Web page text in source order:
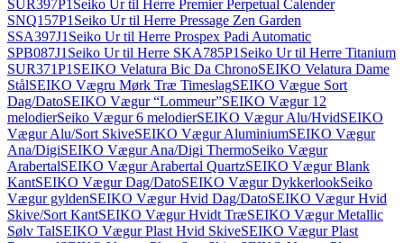
SUR397P1 Seiko Ur til Herre Premier Perpetual Calender
SNQ157P1 Seiko Ur til Herre Pressage Zen Garden
SSA397J1 Seiko Ur til Herre Prospex Padi Automatic
SPB087J1 Seiko Ur til Herre SKA785P1 Seiko Ur til Herre Titanium
SUR371P1 SEIKO Velatura Bic Da ChronoSEIKO Velatura Dame
StålSEIKO Vægru Mørk Træ TimeslagSEIKO Vægue Sort
Dag/DatoSEIKO Vægur “Lommeur”SEIKO Vægur 12
melodierSeiko Vægur 6 melodierSEIKO Vægur Alu/HvidSEIKO
Vægur Alu/Sort SkiveSEIKO Vægur AluminiumSEIKO Vægur
Ana/DigiSEIKO Vægur Ana/Digi ThermoSeiko Vægur
ArabertalSEIKO Vægur Arabertal QuartzSEIKO Vægur Blank
KantSEIKO Vægur Dag/DatoSEIKO Vægur DykkerlookSeiko
Vægur gyldenSEIKO Vægur Hvid Dag/DatoSEIKO Vægur Hvid
Skive/Sort KantSEIKO Vægur Hvidt TræSEIKO Vægur Metallic
Sølv TalSEIKO Vægur Plast Hvid SkiveSEIKO Vægur Plast